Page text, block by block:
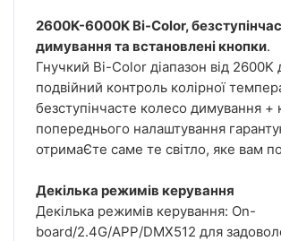
2600K-6000K Bi-Color,
димування та встановлені кнопки.
Гнучкий Bi-Color діапазон від 2600K
подвійний контроль колірної
безступінчасте колесо димування +
попереднього налаштування
отримаЄте саме те світло, яке вам
Декілька режимів керування
Декілька режимів керування: On-
board/2.4G/APP/DMX512 для